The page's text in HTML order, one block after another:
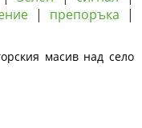
| препоръка |
масив над село